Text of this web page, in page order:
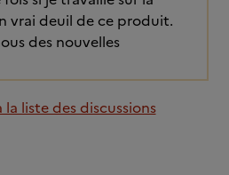
vrai deuil de ce produit.
des nouvelles
la liste des discussions